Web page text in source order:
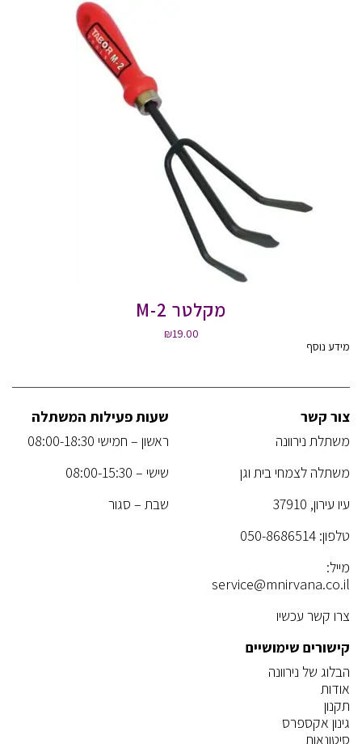
מקלטר M-2
₪19.00
מידע נוסף
צור קשר
משתלת נירוונה
משתלה לצמחי בית וגן
עיו עירון, 37910
טלפון: 050-8686514
מייל:
service@mnirvana.co.il
צרו קשר עכשיו
שעות פעילות המשתלה
ראשון – חמישי 08:00-18:30
שישי – 08:00-15:30
שבת – סגור
קישורים שימושיים
הבלוג של נירוונה
אודות
תקנון
גינון אקספרס
סיטונאות